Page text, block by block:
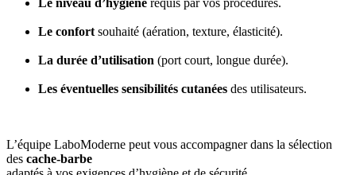
Le niveau d’hygiène requis par vos procédures.
Le confort souhaité (aération, texture, élasticité).
La durée d’utilisation (port court, longue durée).
Les éventuelles sensibilités cutanées des utilisateurs.
L’équipe LaboModerne peut vous accompagner dans la sélection
des cache-barbe